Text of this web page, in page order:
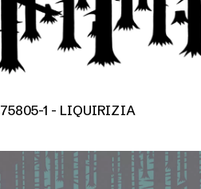
75805-1 - LIQUIRIZIA